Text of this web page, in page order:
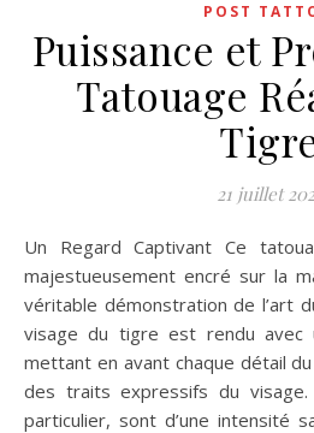
POST
Puissance et
Tatouage
21 juillet
Un Regard Captivant Ce tatouage réaliste d’un tigre,
majestueusement encré sur la
véritable démonstration de l’art
visage du tigre est rendu avec
mettant en avant chaque détail
des traits expressifs du
particulier, sont d’une intensité